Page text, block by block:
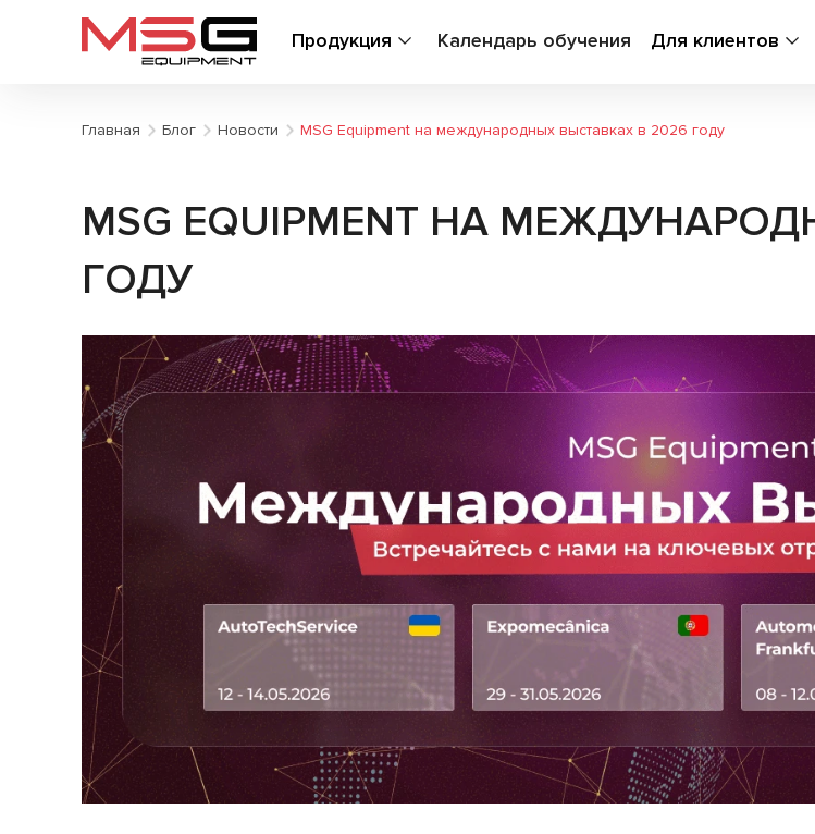
Продукция Календарь обучения Для клиентов
Главная Блог Новости MSG Equipment на международных выставках в 2026 году
MSG EQUIPMENT НА
ГОДУ